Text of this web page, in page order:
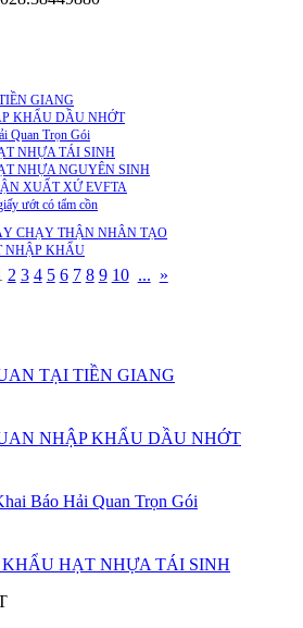
GIANG
KHẨU DẦU NHỚT
Quan Trọn Gói
NHỰA TÁI SINH
NHỰA NGUYÊN SINH
XUẤT XỨ EVFTA
ướt có tẩm cồn
CHẠY THẬN NHÂN TẠO
NHẬP KHẨU
2 3 4 5 6 7 8 9 10 ... »
TẠI TIỀN GIANG
NHẬP KHẨU DẦU NHỚT
Báo Hải Quan Trọn Gói
HẠT NHỰA TÁI SINH